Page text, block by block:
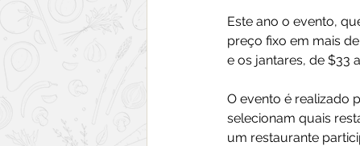
Este ano o evento,
preço fixo em mais
e os jantares, de $33
O evento é realizado
selecionam quais
um restaurante